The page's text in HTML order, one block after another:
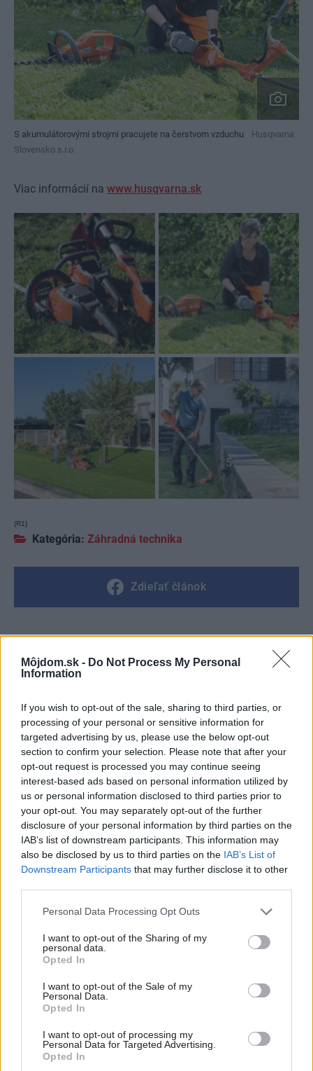
Môjdom.sk - Do Not Process My Personal
Information
If you wish to opt-out of the sale, sharing to third parties, or
processing of your personal or sensitive information for
targeted advertising by us, please use the below opt-out
section to confirm your selection. Please note that after your
opt-out request is processed you may continue seeing
interest-based ads based on personal information utilized by
us or personal information disclosed to third parties prior to
your opt-out. You may separately opt-out of the further
disclosure of your personal information by third parties on the
IAB’s list of downstream participants. This information may
also be disclosed by us to third parties on the IAB’s List of
Downstream Participants that may further disclose it to other
Please note that this website/app uses one or more Google
not limited to your visit or usage behaviour. You may click to
grant or deny consent to Google and its third-party tags to
use your data for below specified purposes in below Google
consent section.
Personal Data Processing Opt Outs
I want to opt-out of the Sharing of my
personal data.
Opted In
I want to opt-out of the Sale of my
Personal Data.
Opted In
I want to opt-out of processing my
Personal Data for Targeted Advertising.
Opted In
S akumulátorovými strojmi pracujete na čerstvom vzduchu
Husqvarna
Slovensko s.r.o.
Viac informácií na www.husqvarna.sk
5
{R1}
Kategória: Záhradná technika
Zdieľať článok